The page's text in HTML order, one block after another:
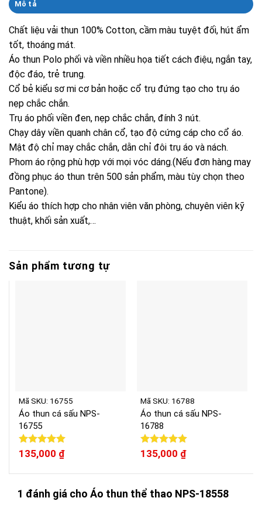
Mô tả
Chất liệu vải thun 100% Cotton, cầm màu tuyệt đối, hút ẩm
tốt, thoáng mát.
Áo thun Polo phối và viền nhiều họa tiết cách điệu, ngắn tay,
độc đáo, trẻ trung.
Cổ bẻ kiểu sơ mi cơ bản hoặc cổ trụ đứng tạo cho trụ áo
nẹp chắc chắn.
Trụ áo phối viền đen, nẹp chắc chắn, đính 3 nút.
Chạy dây viền quanh chân cổ, tạo độ cứng cáp cho cổ áo.
Mật độ chỉ may chắc chắn, dằn chỉ đôi trụ áo và nách.
Phom áo rộng phù hợp với mọi vóc dáng.(Nếu đơn hàng may
đồng phục áo thun trên 500 sản phẩm, màu tùy chọn theo
Pantone).
Kiểu áo thích hợp cho nhân viên văn phòng, chuyên viên kỹ
thuật, khối sản xuất,…
Sản phẩm tương tự
Mã SKU: 16755
Áo thun cá sấu NPS-
16755
Được xếp
hạng
135,000 ₫
Mã SKU: 16788
Áo thun cá sấu NPS-
16788
Được xếp
hạng
135,000 ₫
1 đánh giá cho Áo thun thể thao NPS-18558